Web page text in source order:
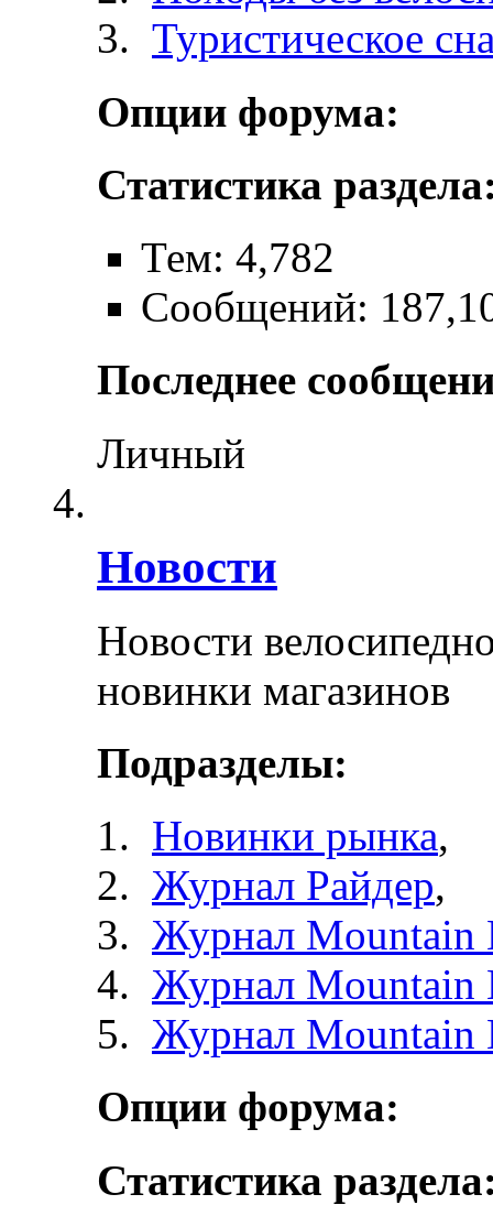
Туристическое
Опции форума:
Статистика
Тем: 4,782
Сообщений:
Последнее
Личный
Новости
Новости
новинки магазинов
Подразделы:
Новинки рынка,
Журнал Райдер,
Журнал Mountain
Журнал Mountain
Журнал Mountain
Опции форума:
Статистика